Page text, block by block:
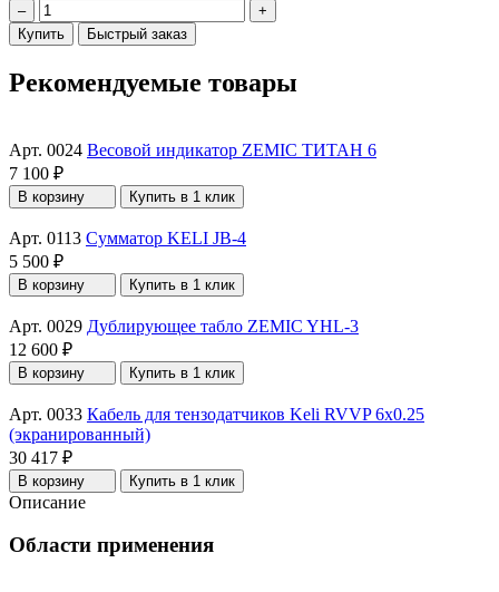
–
+
Купить
Быстрый заказ
Рекомендуемые товары
Арт. 0024 Весовой индикатор ZEMIC ТИТАН 6
7 100 ₽
В корзину Купить в 1 клик
Арт. 0113 Сумматор KELI JB-4
5 500 ₽
В корзину Купить в 1 клик
Арт. 0029 Дублирующее табло ZEMIC YHL-3
12 600 ₽
В корзину Купить в 1 клик
Арт. 0033 Кабель для тензодатчиков Keli RVVP 6x0.25
(экранированный)
30 417 ₽
В корзину Купить в 1 клик
Описание
Области применения